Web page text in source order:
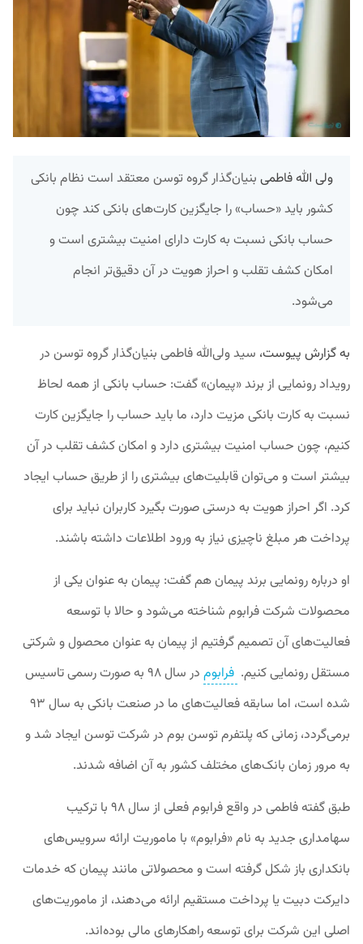
ولی الله فاطمی بنیان‌گذار گروه توسن معتقد است نظام بانکی
کشور باید «حساب» را جایگزین کارت‌های بانکی کند چون
حساب بانکی نسبت به کارت دارای امنیت بیشتری است و
امکان کشف تقلب و احراز هویت در آن دقیق‌تر انجام
می‌شود.
به گزارش پیوست، سید ولی‌الله فاطمی بنیان‌گذار گروه توسن در
رویدادرونمایی از برند «پیمان» گفت: حساب بانکی از همه لحاظ
نسبت به کارت بانکی مزیت دارد، ما باید حساب را جایگزین کارت
کنیم، چون حساب امنیت بیشتری دارد و امکان کشف تقلب در آن
بیشتر است و می‌توان قابلیت‌های بیشتری را از طریق حساب ایجاد
کرد. اگر احراز هویت به درستی صورت بگیرد کاربران نباید برای
پرداخت هر مبلغ ناچیزی نیاز به ورود اطلاعات داشته باشند.
او درباره رونمایی برند پیمان هم گفت: پیمان به عنوان یکی از
محصولات شرکت فرابوم شناخته می‌شود و حالا با توسعه
فعالیت‌های آن تصمیم گرفتیم از پیمان به عنوان محصول و شرکتی
مستقل رونمایی کنیم. فرابوم
در سال ۹۸ به ‌صورت رسمی تاسیس
شده است، اما سابقه فعالیت‌های ما در صنعت بانکی به سال ۹۳
برمی‌گردد، زمانی که پلتفرم توسن بوم در شرکت توسن ایجاد شد و
به مرور زمان بانک‌های مختلف کشور به آن اضافه شدند.
طبق گفته فاطمی در واقع فرابوم فعلی از سال ۹۸ با ترکیب
سهامداری جدید به نام «فرابوم» با ماموریت ارائه سرویس‌های
بانکداری باز شکل گرفته است و محصولاتی مانند پیمان که خدمات
دایرکت دبیت یا پرداخت مستقیم ارائه می‌دهند، از ماموریت‌های
اصلی این شرکت برای توسعه راهکارهای مالی بوده‌اند.